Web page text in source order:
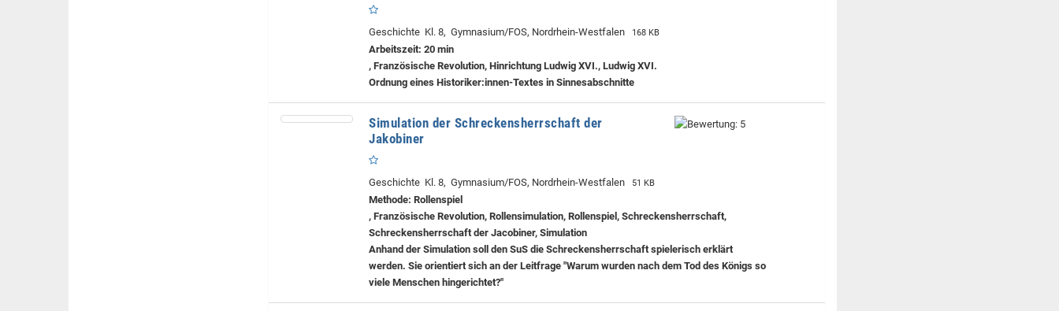
Geschichte Kl. 8, Gymnasium/FOS, Nordrhein-Westfalen 168 KB
Arbeitszeit: 20 min
, Französische Revolution, Hinrichtung Ludwig XVI., Ludwig XVI.
Ordnung eines Historiker:innen-Textes in Sinnesabschnitte
Simulation der Schreckensherrschaft der
Jakobiner
Geschichte Kl. 8, Gymnasium/FOS, Nordrhein-Westfalen 51 KB
Methode: Rollenspiel
, Französische Revolution, Rollensimulation, Rollenspiel, Schreckensherrschaft,
Schreckensherrschaft der Jacobiner, Simulation
Anhand der Simulation soll den SuS die Schreckensherrschaft spielerisch erklärt
werden. Sie orientiert sich an der Leitfrage "Warum wurden nach dem Tod des Königs so
viele Menschen hingerichtet?"